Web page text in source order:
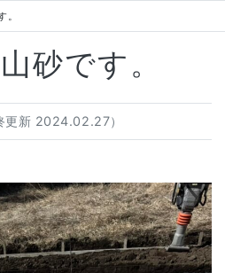
。
砂です。
新 2024.02.27）